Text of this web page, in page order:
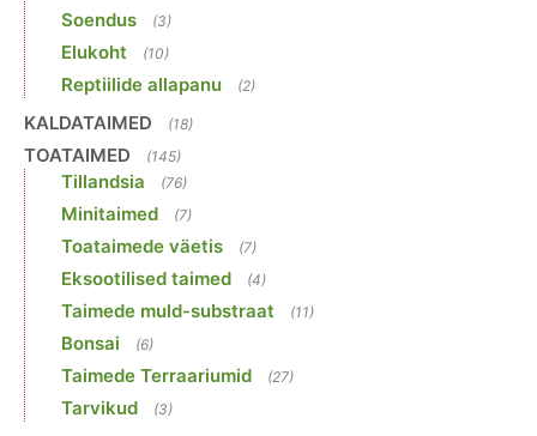
Soendus (3)
Elukoht (10)
Reptiilide allapanu (2)
KALDATAIMED (18)
TOATAIMED (145)
Tillandsia (76)
Minitaimed (7)
Toataimede väetis (7)
Eksootilised taimed (4)
Taimede muld-substraat (11)
Bonsai (6)
Taimede Terraariumid (27)
Tarvikud (3)